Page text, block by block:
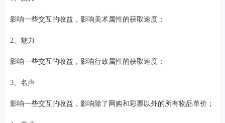
影响一些交互的收益，影响美术属性的获取速度；
2、魅力
影响一些交互的收益，影响行政属性的获取速度；
3、名声
影响一些交互的收益，影响除了网购和彩票以外的所有物品单价；